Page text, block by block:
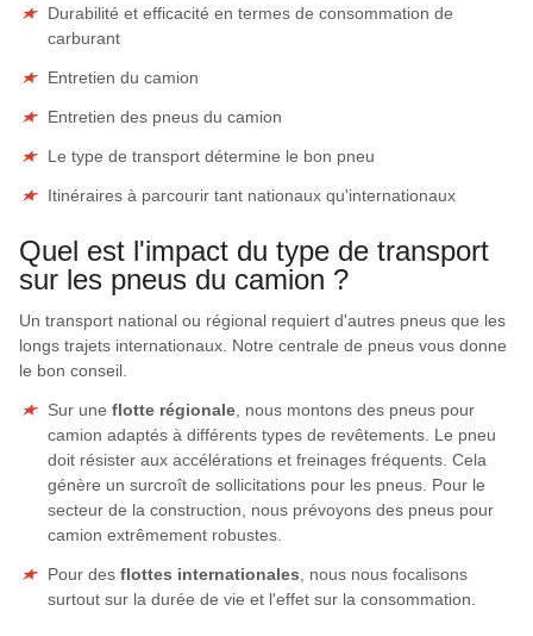
Durabilité et efficacité en termes de consommation de
carburant
Entretien du camion
Entretien des pneus du camion
Le type de transport détermine le bon pneu
Itinéraires à parcourir tant nationaux qu'internationaux
Quel est l'impact du type de transport
sur les pneus du camion ?
Un transport national ou régional requiert d'autres pneus que les
longs trajets internationaux. Notre centrale de pneus vous donne
le bon conseil.
Sur une flotte régionale , nous montons des pneus pour
camion adaptés à différents types de revêtements. Le pneu
doit résister aux accélérations et freinages fréquents. Cela
génère un surcroît de sollicitations pour les pneus. Pour le
secteur de la construction, nous prévoyons des pneus pour
camion extrêmement robustes.
Pour des flottes internationales , nous nous focalisons
surtout sur la durée de vie et l'effet sur la consommation.